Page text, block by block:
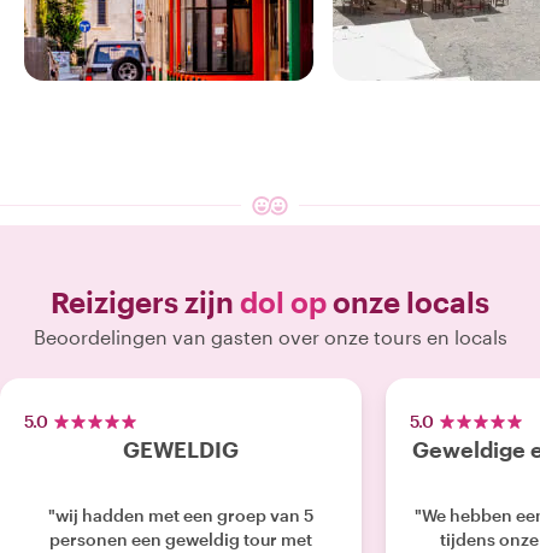
Reizigers zijn dol oponze locals
Beoordelingen van gasten over onze tours en locals
5.0
GEWELDIG
"wij hadden met een groep van 5
personen een geweldig tour met
5.0
Geweldige
"We hebben
tijdens